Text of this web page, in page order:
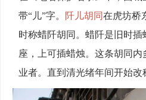
带“儿”字。
阡儿胡同在虎坊桥
时称蜡阡胡同。蜡阡是旧时
座，上可插蜡烛。这条胡同
业者。直到清光绪年间开始改